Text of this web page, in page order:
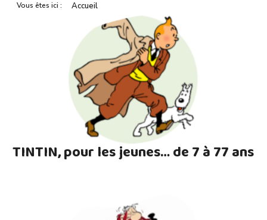
Vous êtes ici : Accueil
TINTIN, pour les jeunes… de 7 à 77 ans